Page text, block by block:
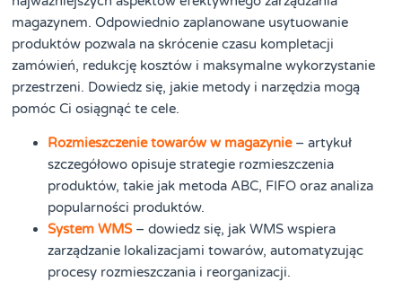
magazynem. Odpowiednio zaplanowane usytuowanie
produktów pozwala na skrócenie czasu kompletacji
zamówień, redukcję kosztów i maksymalne wykorzystanie
przestrzeni. Dowiedz się, jakie metody i narzędzia mogą
pomóc Ci osiągnąć te cele.
Rozmieszczenie towarów w magazynie– artykuł
szczegółowo opisuje strategie rozmieszczenia
produktów, takie jak metoda ABC, FIFO oraz analiza
popularności produktów.
System WMS– dowiedz się, jak WMS wspiera
zarządzanie lokalizacjami towarów, automatyzując
procesy rozmieszczania i reorganizacji.